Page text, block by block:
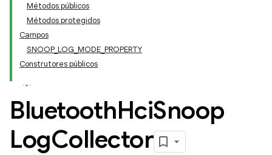
Métodos públicos
Métodos protegidos
Campos
SNOOP_LOG_MODE_PROPERTY
Construtores públicos
BluetoothHciSnoop
LogCollector